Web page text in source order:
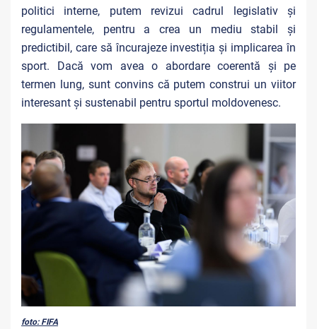
politici interne, putem revizui cadrul legislativ și
regulamentele, pentru a crea un mediu stabil și
predictibil, care să încurajeze investiția și implicarea în
sport. Dacă vom avea o abordare coerentă și pe
termen lung, sunt convins că putem construi un viitor
interesant și sustenabil pentru sportul moldovenesc.
foto: FIFA